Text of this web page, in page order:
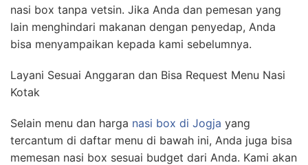
nasi box tanpa vetsin. Jika Anda dan pemesan yang
lain menghindari makanan dengan penyedap, Anda
bisa menyampaikan kepada kami sebelumnya.
Layani Sesuai Anggaran dan Bisa Request Menu Nasi
Kotak
Selain menu dan harga nasi box di Jogja yang
tercantum di daftar menu di bawah ini, Anda juga bisa
memesan nasi box sesuai budget dari Anda. Kami akan